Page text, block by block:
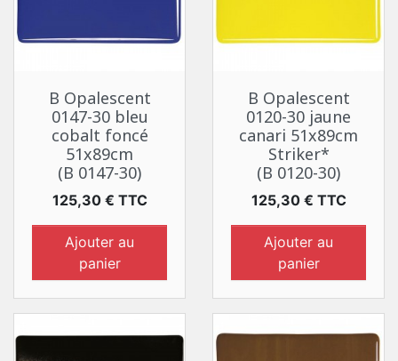
B Opalescent
0147-30 bleu
cobalt foncé
51x89cm
(B 0147-30)
Prix
125,30 € TTC
Ajouter au
panier
B Opalescent
0120-30 jaune
canari 51x89cm
Striker*
(B 0120-30)
Prix
125,30 € TTC
Ajouter au
panier